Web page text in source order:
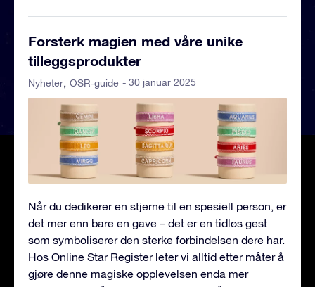
Forsterk magien med våre unike
tilleggsprodukter
Nyheter OSR-guide - 30 januar 2025
Når du dedikerer en stjerne til en spesiell person, er
det mer enn bare en gave – det er en tidløs gest
som symboliserer den sterke forbindelsen dere har.
Hos Online Star Register leter vi alltid etter måter å
gjøre denne magiske opplevelsen enda mer